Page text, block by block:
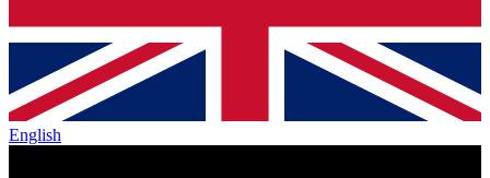
English